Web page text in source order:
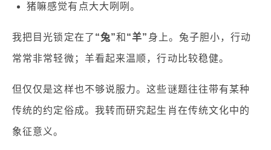
猪嘛感觉有点大大咧咧。
我把目光锁定在了 “兔”和 “羊” 身上。兔子胆小，行动
常常非常轻微；羊看起来温顺，行动比较稳健。
但仅仅是这样也不够说服力。这些谜题往往带有某种
传统的约定俗成。我转而研究起生肖在传统文化中的
象征意义。